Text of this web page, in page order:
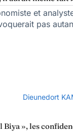
et
pas
Biya », les